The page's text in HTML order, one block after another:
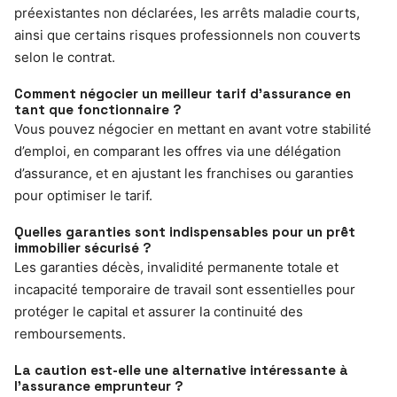
préexistantes non déclarées, les arrêts maladie courts,
ainsi que certains risques professionnels non couverts
selon le contrat.
Comment négocier un meilleur tarif d’assurance en
tant que fonctionnaire ?
Vous pouvez négocier en mettant en avant votre stabilité
d’emploi, en comparant les offres via une délégation
d’assurance, et en ajustant les franchises ou garanties
pour optimiser le tarif.
Quelles garanties sont indispensables pour un prêt
immobilier sécurisé ?
Les garanties décès, invalidité permanente totale et
incapacité temporaire de travail sont essentielles pour
protéger le capital et assurer la continuité des
remboursements.
La caution est-elle une alternative intéressante à
l’assurance emprunteur ?